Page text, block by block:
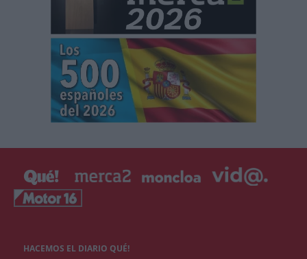
HACEMOS EL DIARIO QUÉ!